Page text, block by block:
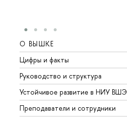
О ВЫШКЕ
Цифры и факты
Руководство и структура
Устойчивое развитие в НИУ ВШЭ
Преподаватели и сотрудники